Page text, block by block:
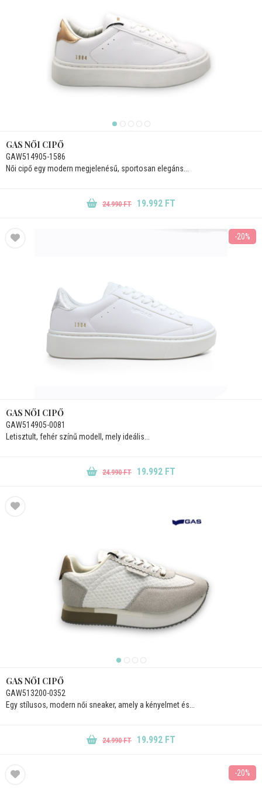
GAS NŐI CIPŐ
GAW514905-1586
Női cipő egy modern megjelenésű, sportosan elegáns...
24.990 FT 19.992 FT
-20%
GAS NŐI CIPŐ
GAW514905-0081
Letisztult, fehér színű modell, mely ideális...
24.990 FT 19.992 FT
GAS NŐI CIPŐ
GAW513200-0352
Egy stílusos, modern női sneaker, amely a kényelmet és...
24.990 FT 19.992 FT
-20%